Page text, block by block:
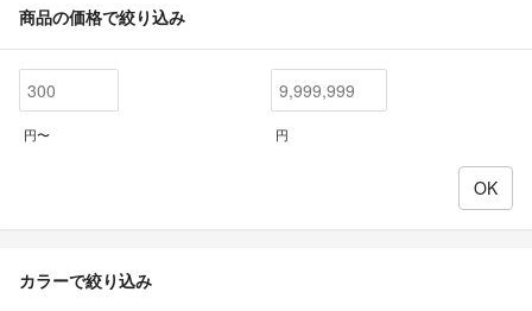
商品の価格で絞り込み
円〜 円
カラーで絞り込み